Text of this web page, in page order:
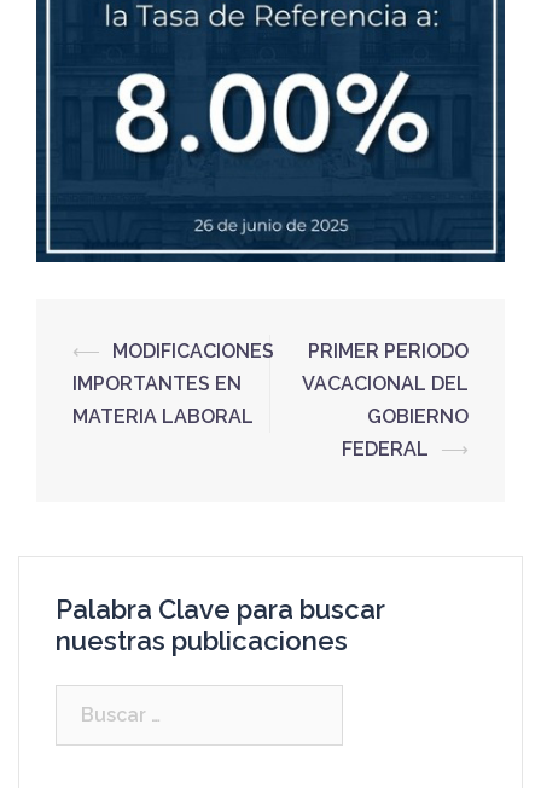
⟵
MODIFICACIONES
IMPORTANTES EN
MATERIA LABORAL
PRIMER PERIODO
VACACIONAL DEL
GOBIERNO
FEDERAL
⟶
Palabra Clave para buscar
nuestras publicaciones